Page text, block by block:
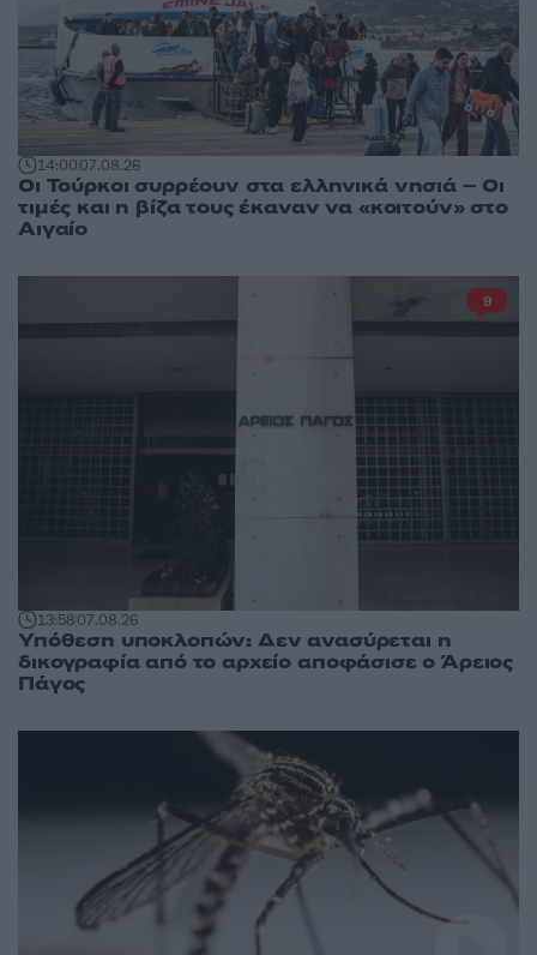
14:0007.08.26
Οι Τούρκοι συρρέουν στα ελληνικά νησιά – Οι
τιμές και η βίζα τους έκαναν να «κοιτούν» στο
Αιγαίο
13:5807.08.26
Υπόθεση υποκλοπών: Δεν ανασύρεται η
δικογραφία από το αρχείο αποφάσισε ο Άρειος
Πάγος
9